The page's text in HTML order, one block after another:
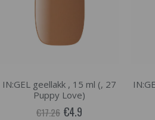
IN:GEL geellakk , 15 ml (, 27
Puppy Love)
€17.26 €4.9